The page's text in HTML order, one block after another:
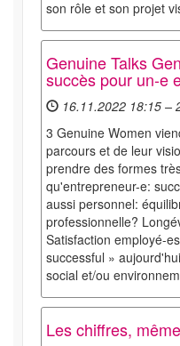
son rôle et son projet
Genuine Talks
succès pour un-e
16.11.2022 18:15 –
3 Genuine Women
parcours et de leur
prendre des formes
qu'entrepreneur-e:
aussi personnel:
professionnelle?
Satisfaction employé-
successful »
social et/ou
Les chiffres,